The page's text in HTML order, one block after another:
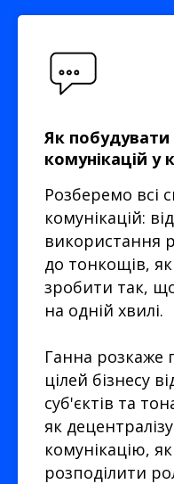
Як побудувати
комунікацій у
Розберемо всі
комунікацій:
використання
до тонкощів,
зробити так,
на одній хвилі.
Ганна розкаже
цілей бізнесу
суб'єктів та
як
комунікацію,
розподілити